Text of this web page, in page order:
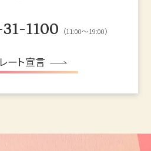
1100 （11:00～19:00）
ート宣言